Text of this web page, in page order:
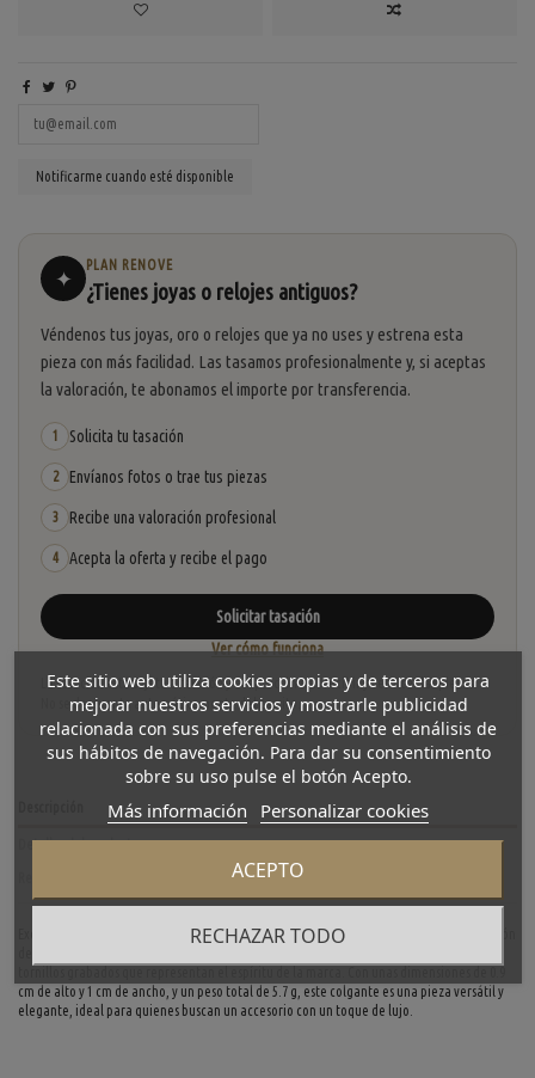
✦
PLAN RENOVE
¿Tienes joyas o relojes antiguos?
Véndenos tus joyas, oro o relojes que ya no uses y estrena esta
pieza con más facilidad. Las tasamos profesionalmente y, si aceptas
la valoración, te abonamos el importe por transferencia.
1 Solicita tu tasación
2 Envíanos fotos o trae tus piezas
3 Recibe una valoración profesional
4 Acepta la oferta y recibe el pago
Solicitar tasación
Ver cómo funciona
La tasación está sujeta a revisión y aceptación tras recibir y verificar las piezas.
No se descuenta automáticamente del carrito.
Detalles del producto
Exclusivo colgante de la icónica colección Love de Cartier, elaborado en una combinación
cm de alto y 1 cm de ancho, y un peso total de 5.7 g, este colgante es una pieza versátil y
elegante, ideal para quienes buscan un accesorio con un toque de lujo.
Este sitio web utiliza cookies propias y de terceros para
mejorar nuestros servicios y mostrarle publicidad
relacionada con sus preferencias mediante el análisis de
sus hábitos de navegación. Para dar su consentimiento
sobre su uso pulse el botón Acepto.
Más información Personalizar cookies
RECHAZAR TODO
ACEPTO